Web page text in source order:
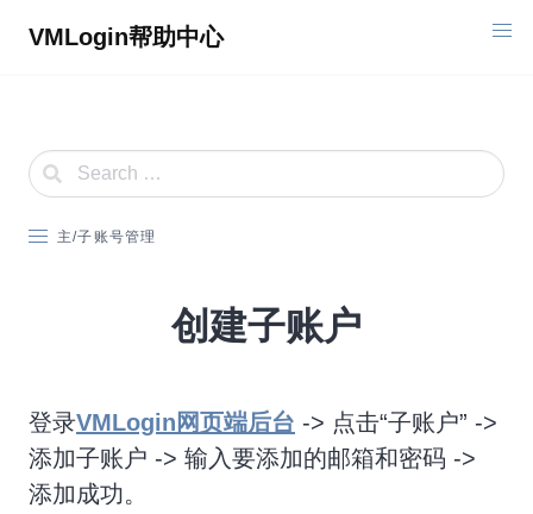
VMLogin帮助中心
主/子账号管理
创建子账户
登录VMLogin网页端后台 -> 点击“子账户” ->
添加子账户 -> 输入要添加的邮箱和密码 ->
添加成功。